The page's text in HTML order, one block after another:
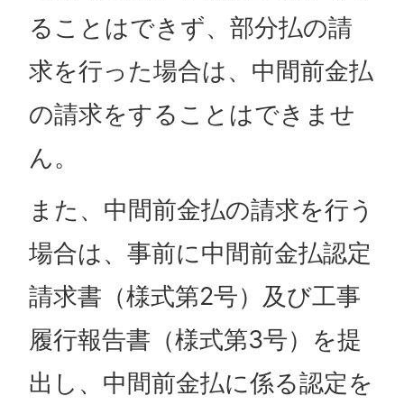
ることはできず、部分払の請
求を行った場合は、中間前金払
の請求をすることはできませ
ん。
また、中間前金払の請求を行う
場合は、事前に中間前金払認定
請求書（様式第2号）及び工事
履行報告書（様式第3号）を提
出し、中間前金払に係る認定を